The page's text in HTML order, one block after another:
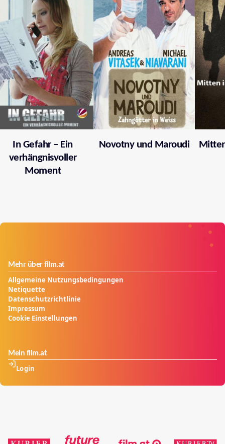
In Gefahr – Ein
verhängnisvoller
Moment
Novotny und Maroudi
Mehr über film.at
Allgemeine Nutzungsbedingungen
Netiquette
Datenschutzrichtlinie
Impressum
Cookie Einstellungen
Mein film.at
Login